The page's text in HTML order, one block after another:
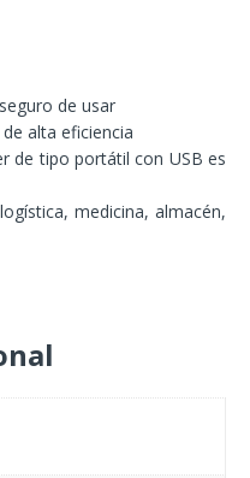
de usar
alta eficiencia
de tipo portátil con USB es
medicina, almacén,